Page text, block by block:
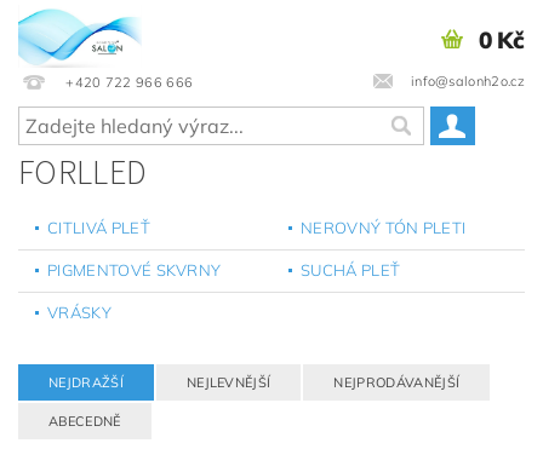
+420 722 966 666 info@salonh2o.cz
0 Kč
FORLLED
CITLIVÁ PLEŤ NEROVNÝ TÓN PLETI
PIGMENTOVÉ SKVRNY SUCHÁ PLEŤ
VRÁSKY
NEJDRAŽŠÍ NEJLEVNĚJŠÍ NEJPRODÁVANĚJŠÍ
ABECEDNĚ